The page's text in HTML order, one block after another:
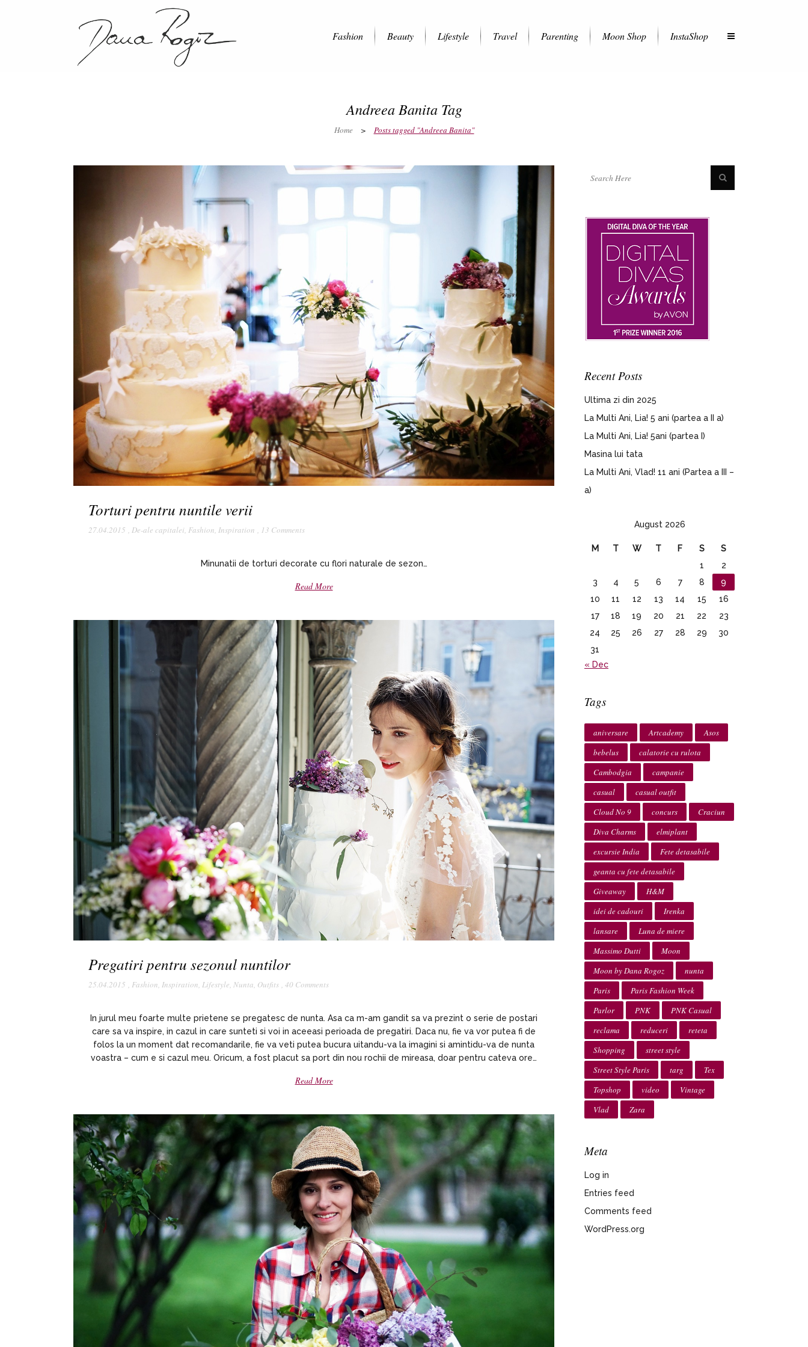
Fashion Beauty Lifestyle Travel Parenting Moon Shop InstaShop
Andreea Banita Tag
Home > Posts tagged "Andreea Banita"
Torturi pentru nuntile verii
27.04.2015 , De-ale capitalei, Fashion, Inspiration , 13 Comments
Minunatii de torturi decorate cu flori naturale de sezon…
Read More
Pregatiri pentru sezonul nuntilor
25.04.2015 , Fashion, Inspiration, Lifestyle, Nunta, Outfits , 40 Comments
In jurul meu foarte multe prietene se pregatesc de nunta. Asa ca m-am gandit sa va prezint o serie de postari
care sa va inspire, in cazul in care sunteti si voi in aceeasi perioada de pregatiri. Daca nu, fie va vor putea fi de
folos la un moment dat recomandarile, fie va veti putea bucura uitandu-va la imagini si amintidu-va de nunta
voastra – cum e si cazul meu. Oricum, a fost placut sa port din nou rochii de mireasa, doar pentru cateva ore…
Read More
Recent Posts
Ultima zi din 2025
La Multi Ani, Lia! 5 ani (partea a II a)
La Multi Ani, Lia! 5ani (partea I)
Masina lui tata
La Multi Ani, Vlad! 11 ani (Partea a III –
a)
August 2026
M T W T F S
S
1
2
3
4 5 6 7 8
9
10
11 12 13 14 15
16
17
18 19 20 21 22
23
24
25 26 27 28 29
30
31
« Dec
Tags
aniversare Artcademy
Asos
bebelus
calatorie cu rulota
Cambodgia
campanie
casual
casual outfit
Cloud No 9
concurs
Craciun
Diva Charms
elmiplant
excursie India
Fete detasabile
geanta cu fete detasabile
Giveaway
H&M
idei de cadouri
Irenka
lansare
Luna de miere
Massimo Dutti
Moon
Moon by Dana Rogoz
nunta
Paris
Paris Fashion Week
Parlor
PNK
PNK Casual
reclama
reduceri
reteta
Shopping
street style
Street Style Paris
targ
Tex
Topshop
video
Vintage
Vlad
Zara
Meta
Log in
Entries feed
Comments feed
WordPress.org